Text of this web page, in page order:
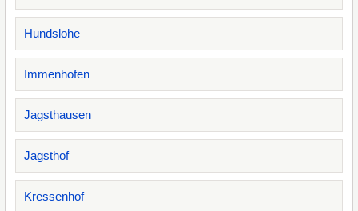
Hundslohe
Immenhofen
Jagsthausen
Jagsthof
Kressenhof